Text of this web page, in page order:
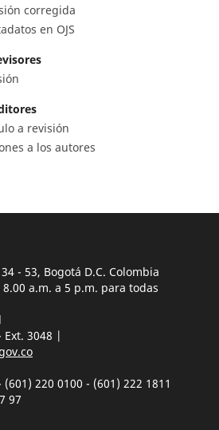
corregida
en OJS
a revisión
a los autores
- 53, Bogotá D.C. Colombia
a.m. a 5 p.m. para todas
Ext. 3048 |
(601) 220 0100 - (601) 222 1811
97